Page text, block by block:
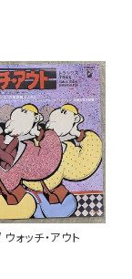
ォッチ・アウト